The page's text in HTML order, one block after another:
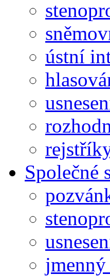
ústní
Společné